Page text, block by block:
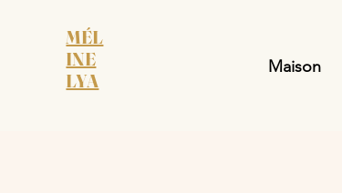
MÉL
INE
LYA
Maison